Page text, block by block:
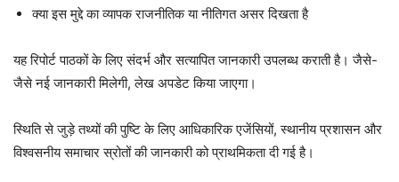
क्या इस मुद्दे का व्यापक राजनीतिक या नीतिगत असर दिखता है
यह रिपोर्ट पाठकों के लिए संदर्भ और सत्यापित जानकारी उपलब्ध कराती है। जैसे-
जैसे नई जानकारी मिलेगी, लेख अपडेट किया जाएगा।
स्थिति से जुड़े तथ्यों की पुष्टि के लिए आधिकारिक एजेंसियों, स्थानीय प्रशासन और
विश्वसनीय समाचार स्रोतों की जानकारी को प्राथमिकता दी गई है।